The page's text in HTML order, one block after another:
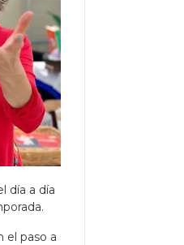
día a día
el paso a